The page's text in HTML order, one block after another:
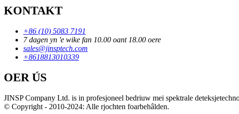
KONTAKT
+86 (10) 5083 7191
7 dagen yn 'e wike fan 10.00 oant 18.00 oere
sales@jinsptech.com
+8618813010339
OER ÚS
JINSP Company Ltd. is in profesjoneel bedriuw mei spektrale
© Copyright - 2010-2024: Alle rjochten foarbehâlden.